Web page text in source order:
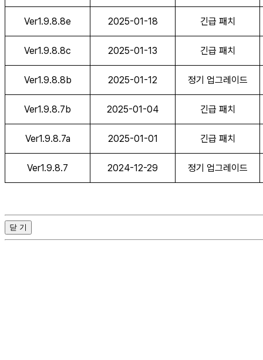
Ver1.9.8.8e 2025-01-18 긴급 패치
Ver1.9.8.8c 2025-01-13 긴급 패치
Ver1.9.8.8b 2025-01-12 정기 업그레이드
Ver1.9.8.7b 2025-01-04 긴급 패치
Ver1.9.8.7a 2025-01-01 긴급 패치
Ver1.9.8.7 2024-12-29 정기 업그레이드
닫 기